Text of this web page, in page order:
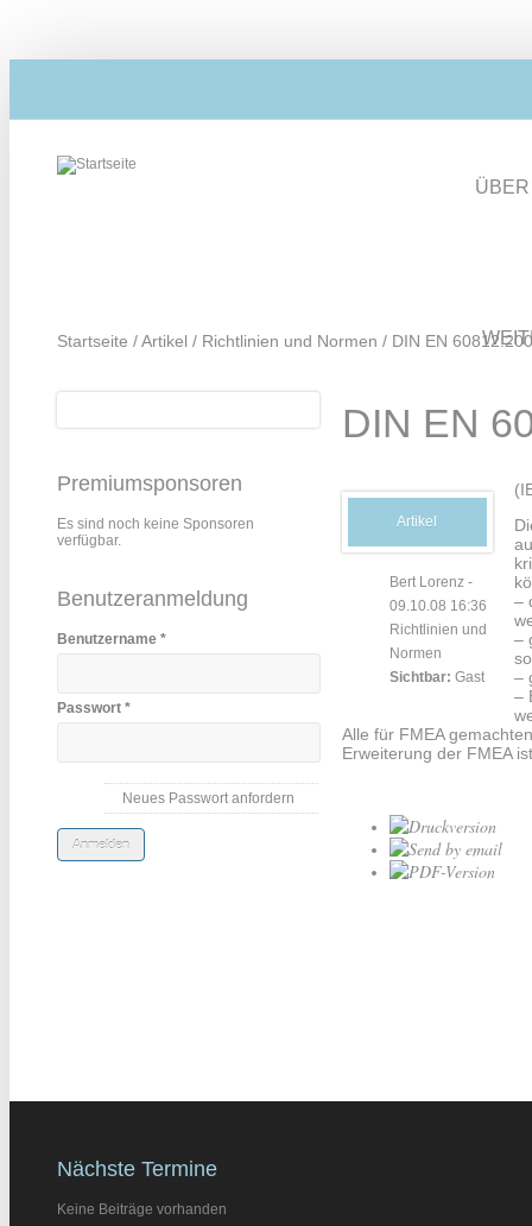
Startseite /Artikel / Richtlinien und Normen / DIN EN
Suche
Premiumsponsoren
Es sind noch keine Sponsoren
verfügbar.
Benutzeranmeldung
Benutzername *
Passwort *
Neues Passwort anfordern
DIN EN
Artikel
Bert Lorenz -
09.10.08 16:36
Richtlinien und
Normen
Sichtbar: Gast
–
–
–
–
Alle für FMEA
Erweiterung der FMEA
Nächste Termine
Keine Beiträge vorhanden